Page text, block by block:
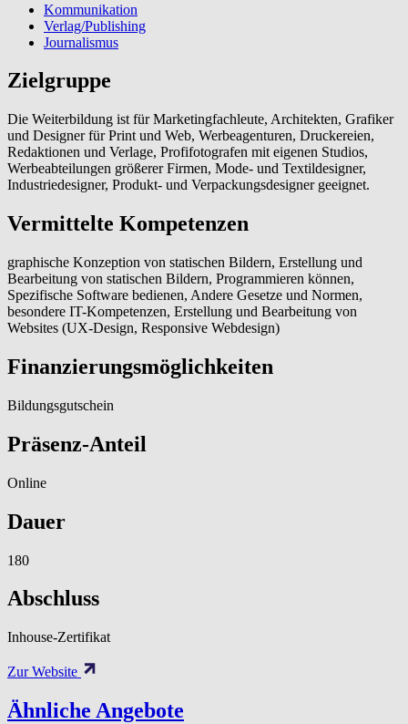
Kommunikation
Verlag/Publishing
Journalismus
Zielgruppe
Die Weiterbildung ist für Marketingfachleute, Architekten, Grafiker
und Designer für Print und Web, Werbeagenturen, Druckereien,
Redaktionen und Verlage, Profifotografen mit eigenen Studios,
Werbeabteilungen größerer Firmen, Mode- und Textildesigner,
Industriedesigner, Produkt- und Verpackungsdesigner geeignet.
Vermittelte Kompetenzen
graphische Konzeption von statischen Bildern, Erstellung und
Bearbeitung von statischen Bildern, Programmieren können,
Spezifische Software bedienen, Andere Gesetze und Normen,
besondere IT-Kompetenzen, Erstellung und Bearbeitung von
Websites (UX-Design, Responsive Webdesign)
Finanzierungsmöglichkeiten
Bildungsgutschein
Präsenz-Anteil
Online
Dauer
180
Abschluss
Inhouse-Zertifikat
Zur Website
Ähnliche Angebote